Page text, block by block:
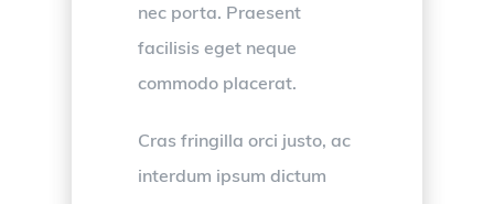
nec porta. Praesent
facilisis eget neque
commodo placerat.
Cras fringilla orci justo, ac
interdum ipsum dictum